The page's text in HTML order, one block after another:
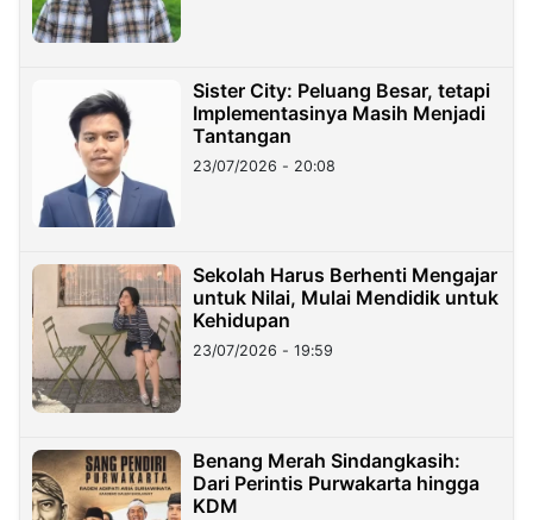
Sister City: Peluang Besar, tetapi
Implementasinya Masih Menjadi
Tantangan
23/07/2026 - 20:08
Sekolah Harus Berhenti Mengajar
untuk Nilai, Mulai Mendidik untuk
Kehidupan
23/07/2026 - 19:59
Benang Merah Sindangkasih:
Dari Perintis Purwakarta hingga
KDM